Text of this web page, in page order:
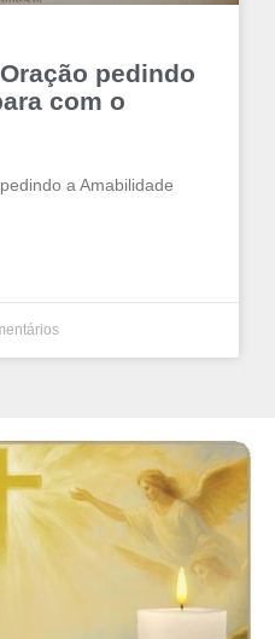
pedindo
com o
a Amabilidade